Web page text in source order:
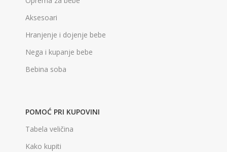
Aksesoari
Hranjenje i dojenje bebe
Nega i kupanje bebe
Bebina soba
POMOĆ PRI KUPOVINI
Tabela veličina
Kako kupiti